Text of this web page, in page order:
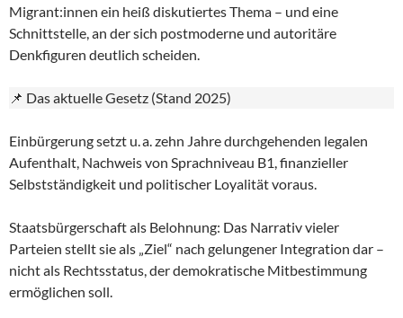
Migrant:innen ein heiß diskutiertes Thema – und eine
Schnittstelle, an der sich postmoderne und autoritäre
Denkfiguren deutlich scheiden.
📌 Das aktuelle Gesetz (Stand 2025)
Einbürgerung setzt u. a. zehn Jahre durchgehenden legalen
Aufenthalt, Nachweis von Sprachniveau B1, finanzieller
Selbstständigkeit und politischer Loyalität voraus.
Staatsbürgerschaft als Belohnung: Das Narrativ vieler
Parteien stellt sie als „Ziel“ nach gelungener Integration dar –
nicht als Rechtsstatus, der demokratische Mitbestimmung
ermöglichen soll.